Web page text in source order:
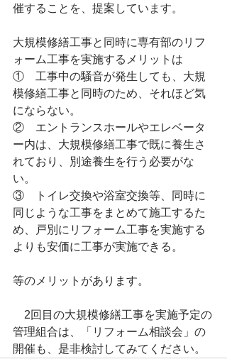
催することを、提案しています。
大規模修繕工事と同時に専有部のリフ
ォーム工事を実施するメリットは
①    工事中の騒音が発生しても、大規
模修繕工事と同時のため、それほど気
にならない。
②    エントランスホールやエレベータ
ー内は、大規模修繕工事で既に養生さ
れており、別途養生を行う必要がな
い。
③    トイレ交換や浴室交換等、同時に
同じような工事をまとめて施工するた
め、戸別にリフォーム工事を実施する
よりも安価に工事が実施できる。
等のメリットがあります。
2回目の大規模修繕工事を実施予定の
管理組合は、「リフォーム相談会」の
開催も、是非検討してみてください。